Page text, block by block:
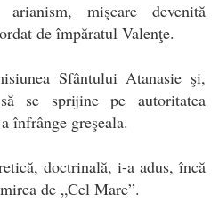
mişcare devenită
de împăratul Valenţe.
Sfântului Atanasie şi,
se sprijine pe autoritatea
înfrânge greşeala.
doctrinală, i-a adus, încă
de „Cel Mare”.